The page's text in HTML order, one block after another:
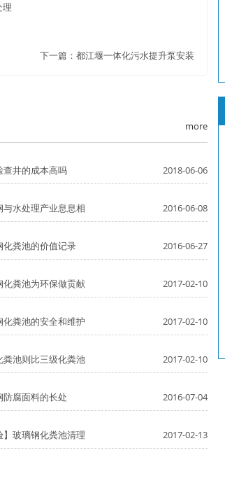
理
下一篇： 都江堰一体化污水提升泵安装
more
查井的成本高吗 2018-06-06
与水处理产业息息相 2016-06-08
化粪池的价值记录 2016-06-27
化粪池为环保做贡献 2017-02-10
化粪池的安全和维护 2017-02-10
粪池则比三级化粪池 2017-02-10
防腐面料的长处 2016-07-04
】玻璃钢化粪池清理 2017-02-13